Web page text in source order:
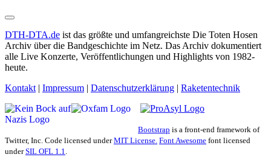
DTH-DTA.de ist das größte und umfangreichste Die Toten Hosen
Archiv über die Bandgeschichte im Netz. Das Archiv dokumentiert
alle Live Konzerte, Veröffentlichungen und Highlights von 1982-
heute.
Kontakt| Impressum | Datenschutzerklärung | Raketentechnik
Bootstrap is a front-end framework of
Twitter, Inc. Code licensed underMIT License. Font Awesome font licensed
underSIL OFL 1.1.